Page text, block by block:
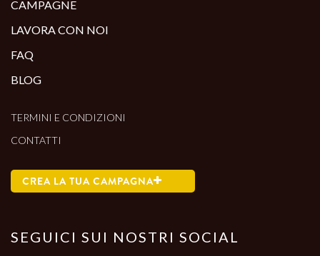
CAMPAGNE
LAVORA CON NOI
FAQ
BLOG
TERMINI E CONDIZIONI
CONTATTI
CREA LA TUA CAMPAGNA
SEGUICI SUI NOSTRI SOCIAL